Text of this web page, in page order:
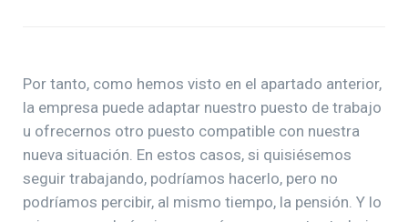
Por tanto, como hemos visto en el apartado anterior,
la empresa puede adaptar nuestro puesto de trabajo
u ofrecernos otro puesto compatible con nuestra
nueva situación. En estos casos, si quisiésemos
seguir trabajando, podríamos hacerlo, pero no
podríamos percibir, al mismo tiempo, la pensión. Y lo